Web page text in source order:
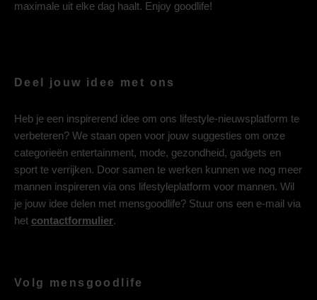
maximale uit elke dag haalt. Enjoy goodlife!
Deel jouw idee met ons
Heb je een inspirerend idee om ons lifestyle-nieuwsplatform te
verbeteren? We staan open voor jouw suggesties om onze
categorieën entertainment, mode, gezondheid, gadgets en
sport te verrijken. Door samen te werken kunnen we nog meer
mannen inspireren via ons lifestyleplatform voor mannen. Wil
je jouw idee delen met mensgoodlife? Stuur ons een e-mail via
het contactformulier.
Volg mensgoodlife